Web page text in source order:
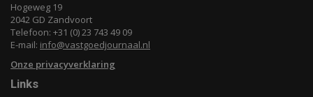
Hogeweg 19
2042 GD Zandvoort
Telefoon: +31 (0) 23 743 49 09
E-mail: info@vastgoedjournaal.nl
Onze privacyverklaring
Links